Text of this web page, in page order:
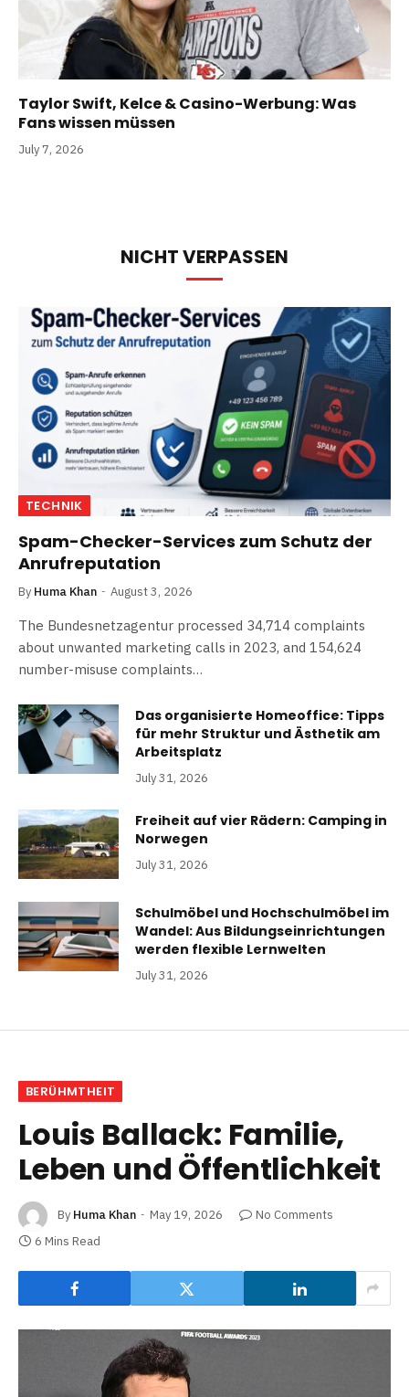
Taylor Swift, Kelce & Casino-Werbung: Was
Fans wissen müssen
July 7, 2026
NICHT VERPASSEN
TECHNIK
Spam-Checker-Services zum Schutz der
Anrufreputation
By Huma Khan August 3, 2026
The Bundesnetzagentur processed 34,714 complaints
about unwanted marketing calls in 2023, and 154,624
number-misuse complaints…
Das organisierte Homeoffice: Tipps
für mehr Struktur und Ästhetik am
Arbeitsplatz
July 31, 2026
Freiheit auf vier Rädern: Camping in
Norwegen
July 31, 2026
Schulmöbel und Hochschulmöbel im
Wandel: Aus Bildungseinrichtungen
werden flexible Lernwelten
July 31, 2026
BERÜHMTHEIT
Louis Ballack: Familie,
Leben und Öffentlichkeit
By Huma Khan May 19, 2026
No Comments
6 Mins Read